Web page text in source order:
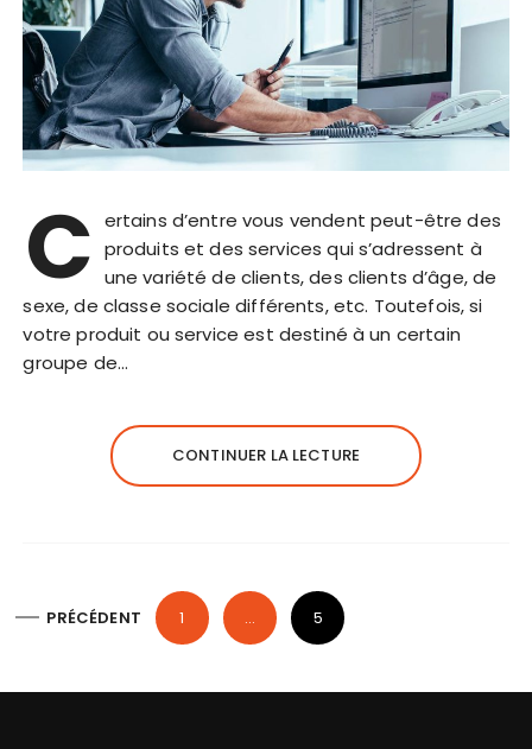
C ertains d’entre vous vendent peut-être des
produits et des services qui s’adressent à
une variété de clients, des clients d’âge, de
sexe, de classe sociale différents, etc. Toutefois, si
votre produit ou service est destiné à un certain
groupe de…
CONTINUER LA LECTURE
PRÉCÉDENT 1 … 5